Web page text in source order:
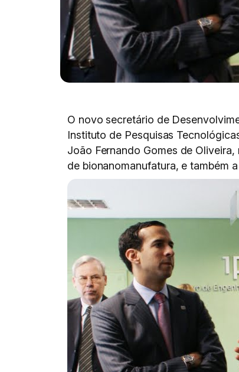
O novo secretário de
Instituto de Pesquisas
João Fernando Gomes de
de bionanomanufatura, e também